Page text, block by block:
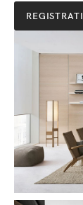
REGISTRATI